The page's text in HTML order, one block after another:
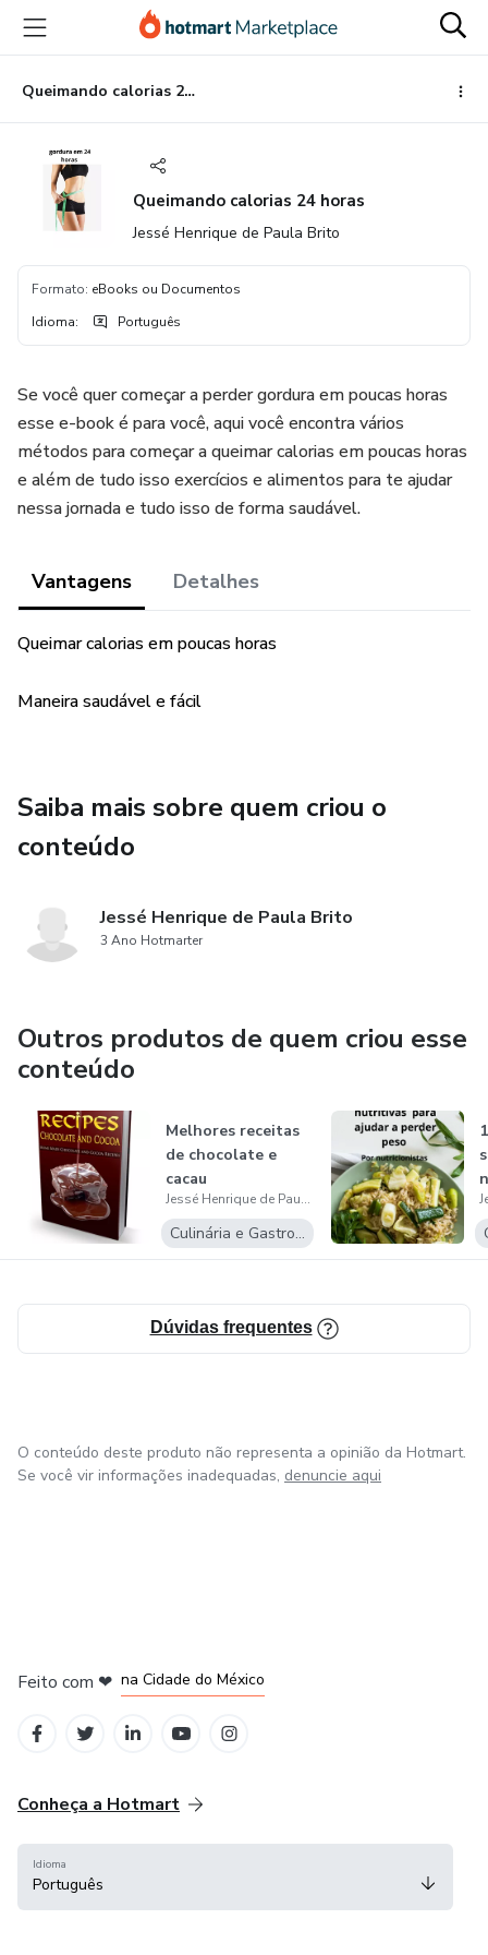
para
conteúdo
principal
para
pagamento
para
rodapé
Queimando calorias 24 horas
Queimando calorias 24 horas
Jessé Henrique de Paula Brito
Formato: eBooks ou Documentos
Idioma: Português
Se você quer começar a perder gordura em poucas horas
esse e-book é para você, aqui você encontra vários
métodos para começar a queimar calorias em poucas horas
e além de tudo isso exercícios e alimentos para te ajudar
nessa jornada e tudo isso de forma saudável.
Vantagens Detalhes
Queimar calorias em poucas horas
Maneira saudável e fácil
Saiba mais sobre quem criou o
conteúdo
Jessé Henrique de Paula Brito
3 Ano Hotmarter
Outros produtos de quem criou esse
conteúdo
Melhores receitas
de chocolate e
cacau
Jessé Henrique de Paula Brito
Culinária e Gastronomia
Dúvidas frequentes
O conteúdo deste produto não representa a opinião da Hotmart.
Se você vir informações inadequadas, denuncie aqui
Feito com ❤ na Cidade do México
Conheça a Hotmart
Idioma
Português